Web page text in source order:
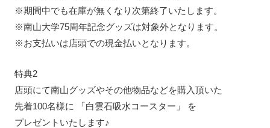
※期間中でも在庫が無くなり次第終了いたします。
※南山大学75周年記念グッズは対象外となります。
※お支払いは店頭での現金払いとなります。
特典2
店頭にて南山グッズやその他物品などを購入頂いた
先着100名様に 「白雲石吸水コースター」 を
プレゼントいたします♪